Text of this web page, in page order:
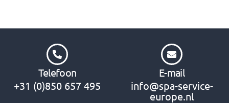
Telefoon
+31 (0)850 657 495
E-mail
info@spa-service-
europe.nl